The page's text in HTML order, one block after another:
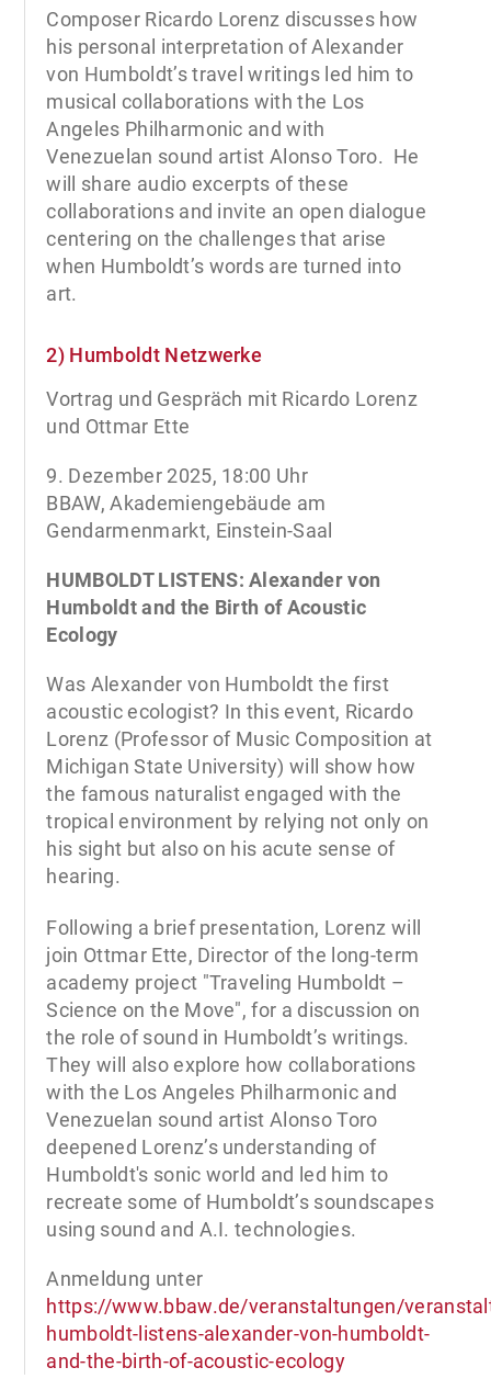
Composer Ricardo Lorenz discusses how
his personal interpretation of Alexander
von Humboldt’s travel writings led him to
musical collaborations with the Los
Angeles Philharmonic and with
Venezuelan sound artist Alonso Toro. He
will share audio excerpts of these
collaborations and invite an open dialogue
centering on the challenges that arise
when Humboldt’s words are turned into
art.
2) Humboldt Netzwerke
Vortrag und Gespräch mit Ricardo Lorenz
und Ottmar Ette
9. Dezember 2025, 18:00 Uhr
BBAW, Akademiengebäude am
Gendarmenmarkt, Einstein-Saal
HUMBOLDT LISTENS: Alexander von
Humboldt and the Birth of Acoustic
Ecology
Was Alexander von Humboldt the first
acoustic ecologist? In this event, Ricardo
Lorenz (Professor of Music Composition at
Michigan State University) will show how
the famous naturalist engaged with the
tropical environment by relying not only on
his sight but also on his acute sense of
hearing.
Following a brief presentation, Lorenz will
join Ottmar Ette, Director of the long-term
academy project "Traveling Humboldt –
Science on the Move", for a discussion on
the role of sound in Humboldt’s writings.
They will also explore how collaborations
with the Los Angeles Philharmonic and
Venezuelan sound artist Alonso Toro
deepened Lorenz’s understanding of
Humboldt's sonic world and led him to
recreate some of Humboldt’s soundscapes
using sound and A.I. technologies.
Anmeldung unter
https://www.bbaw.de/veranstaltungen/
humboldt-listens-alexander-von-humboldt-
and-the-birth-of-acoustic-ecology